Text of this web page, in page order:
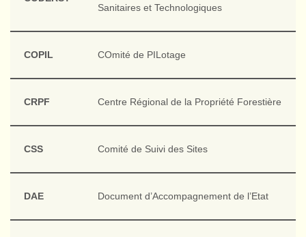
Sanitaires et Technologiques
COPIL COmité de PILotage
CRPF Centre Régional de la Propriété Forestière
CSS Comité de Suivi des Sites
DAE Document d’Accompagnement de l’Etat